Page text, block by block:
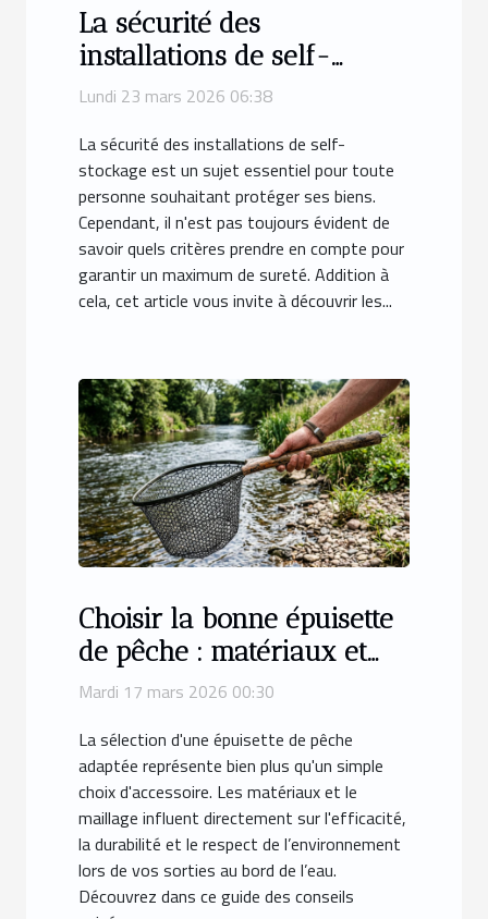
La sécurité des
installations de self-
stockage : Ce qu'il faut
Lundi 23 mars 2026 06:38
La sécurité des installations de self-
stockage est un sujet essentiel pour toute
personne souhaitant protéger ses biens.
Cependant, il n'est pas toujours évident de
savoir quels critères prendre en compte pour
garantir un maximum de sureté. Addition à
cela, cet article vous invite à découvrir les...
Choisir la bonne épuisette
de pêche : matériaux et
maillage expliqués
Mardi 17 mars 2026 00:30
La sélection d'une épuisette de pêche
adaptée représente bien plus qu'un simple
choix d'accessoire. Les matériaux et le
maillage influent directement sur l'efficacité,
la durabilité et le respect de l’environnement
lors de vos sorties au bord de l’eau.
Découvrez dans ce guide des conseils